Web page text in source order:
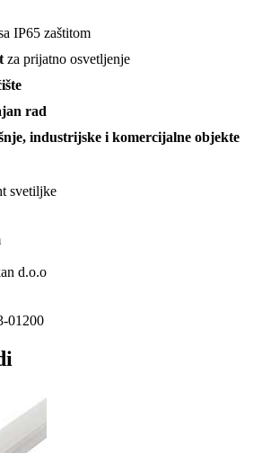
IP65 zaštitom
za prijatno osvetljenje
rad
industrijske i komercijalne objekte
svetiljke
d.o.o
01200